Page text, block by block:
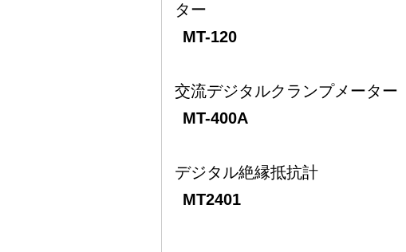
ター
MT-120
交流デジタルクランプメーター
MT-400A
デジタル絶縁抵抗計
MT2401